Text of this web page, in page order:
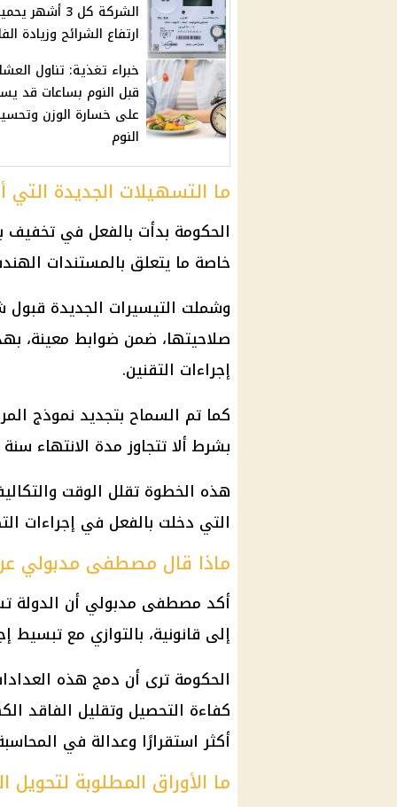
الشركة كل 3
ارتفاع الشرائح وزيادة
خبراء تغذية: تناول
قبل النوم بساعات قد
على خسارة الوزن
النوم
ما التسهيلات الجديدة التي
الحكومة بدأت بالفعل في تخفيف
خاصة ما يتعلق بالمستندات
وشملت التيسيرات الجديدة قبول
صلاحيتها، ضمن ضوابط معينة،
إجراءات التقنين.
كما تم السماح بتجديد نموذج
بشرط ألا تتجاوز مدة الانتهاء سنة
هذه الخطوة تقلل الوقت
التي دخلت بالفعل في إجراءات
ماذا قال مصطفى مدبولي عن
أكد مصطفى مدبولي أن
إلى قانونية، بالتوازي مع تبسيط
الحكومة ترى أن دمج هذه
كفاءة التحصيل وتقليل الفاقد
أكثر استقرارًا وعدالة في
ما الأوراق المطلوبة لتحويل